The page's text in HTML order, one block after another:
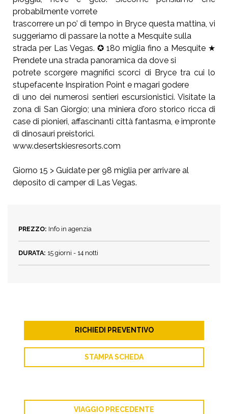
probabilmente vorrete
trascorrere un po’ di tempo in Bryce questa mattina,vi
suggeriamo di passare la notte a Mesquite sulla
strada per Las Vegas. ✪ 180 miglia fino a Mesquite ★
Prendete una strada panoramica da dove si
potrete scorgere magnifici scorci di Bryce tra cuilo
stupefacente Inspiration Point e magari godere
di uno dei numerosi sentieri escursionistici.Visitate la
zona di San Giorgio; una miniera d'orostorico ricca di
case di pionieri, affascinanti città fantasma, e impronte
di dinosauri preistorici.
www.desertskiesresorts.com
Giorno 15 > Guidate per 98 miglia per arrivare al
deposito di camper di Las Vegas.
PREZZO: Info in agenzia
DURATA: 15 giorni - 14 notti
RICHIEDI PREVENTIVO
STAMPA SCHEDA
VIAGGIO PRECEDENTE